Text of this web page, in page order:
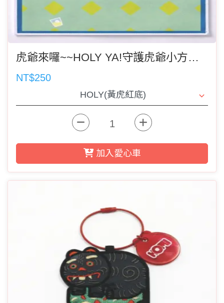
虎爺來囉~~HOLY YA!守護虎爺小方巾(郵寄者記得選運費)
NT$250
加入愛心車